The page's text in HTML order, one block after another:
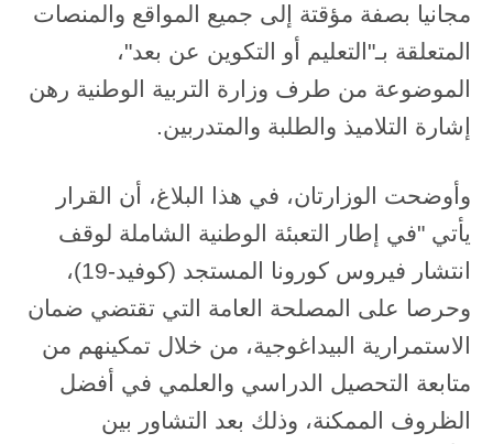
مجانيا بصفة مؤقتة إلى جميع المواقع والمنصات
المتعلقة بـ"التعليم أو التكوين عن بعد"،
الموضوعة من طرف وزارة التربية الوطنية رهن
إشارة التلاميذ والطلبة والمتدربين.
وأوضحت الوزارتان، في هذا البلاغ، أن القرار
يأتي "في إطار التعبئة الوطنية الشاملة لوقف
انتشار فيروس كورونا المستجد (كوفيد-19)،
وحرصا على المصلحة العامة التي تقتضي ضمان
الاستمرارية البيداغوجية، من خلال تمكينهم من
متابعة التحصيل الدراسي والعلمي في أفضل
الظروف الممكنة، وذلك بعد التشاور بين